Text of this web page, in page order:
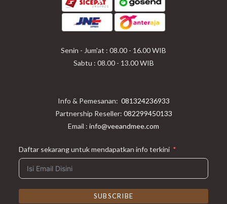
a
new
a
new
a
new
Senin - Jum'at : 08.00 - 16.00 WIB
Sabtu : 08.00 - 13.00 WIB
Info & Pemesanan: 081324236933
Partnership Reseller: 082299450133
Email : info@veeandmee.com
Daftar sekarang untuk mendapatkan info terkini
SUBSCRIBE